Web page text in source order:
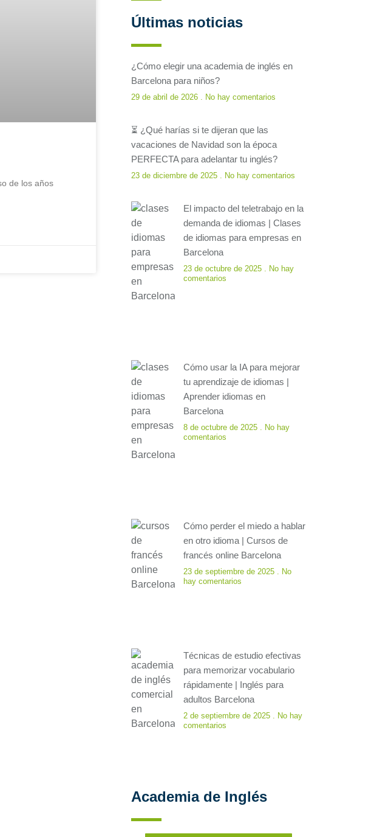
de los años
Últimas noticias
¿Cómo elegir una academia de inglés en
Barcelona para niños?
29 de abril de 2026 No hay comentarios
⏳ ¿Qué harías si te dijeran que las
vacaciones de Navidad son la época
PERFECTA para adelantar tu inglés?
23 de diciembre de 2025 No hay comentarios
El impacto del teletrabajo en la
demanda de idiomas | Clases
de idiomas para empresas en
Barcelona
23 de octubre de 2025
No hay
comentarios
Cómo usar la IA para mejorar
tu aprendizaje de idiomas |
Aprender idiomas en
Barcelona
8 de octubre de 2025
No hay
comentarios
Cómo perder el miedo a hablar
en otro idioma | Cursos de
francés online Barcelona
23 de septiembre de 2025
No
hay comentarios
Técnicas de estudio efectivas
para memorizar vocabulario
rápidamente | Inglés para
adultos Barcelona
2 de septiembre de 2025
No hay
comentarios
Academia de Inglés